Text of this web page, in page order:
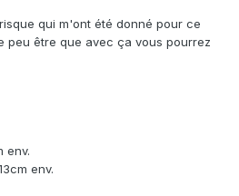
qui m'ont été donné pour ce
peu être que avec ça vous pourrez
env.
env.